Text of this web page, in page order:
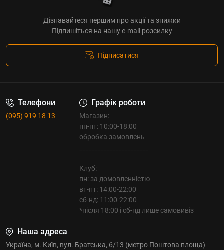
Дізнавайтеся першим про акції та знижки
Підпишіться на нашу e-mail розсилку
Підписатися
Телефони
(095) 919 18 13
Графік роботи
Магазин:
пн-пт: 10:00-18:00
обробка замовлень
Клуб:
пн: за домовленністю
вт-пт: 14:00-22:00
сб-нд: 11:00-22:00
*після 18:00 і сб-нд лише самовивіз
Наша адреса
Україна, м. Київ, вул. Братська, 6/13 (метро Поштова площа)